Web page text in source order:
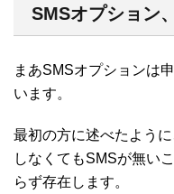
SMSオプション
まあSMSオプションは
います。
最初の方に述べたよう
しなくてもSMSが無い
らず存在します。